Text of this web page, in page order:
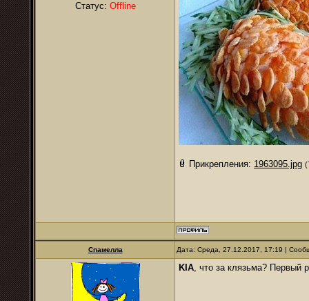
Статус: Offline
Прикрепления: 1963095.jpg
Спамелла Дата: Среда, 27.12.2017, 17:19 |
KIA, что за клязьма? Первый